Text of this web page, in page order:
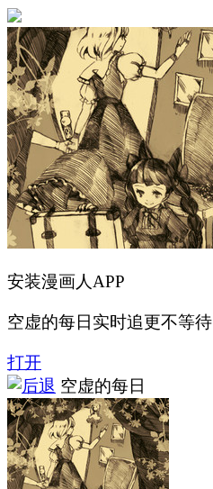
安装漫画人APP
空虚的每日实时追更不等待
打开
空虚的每日